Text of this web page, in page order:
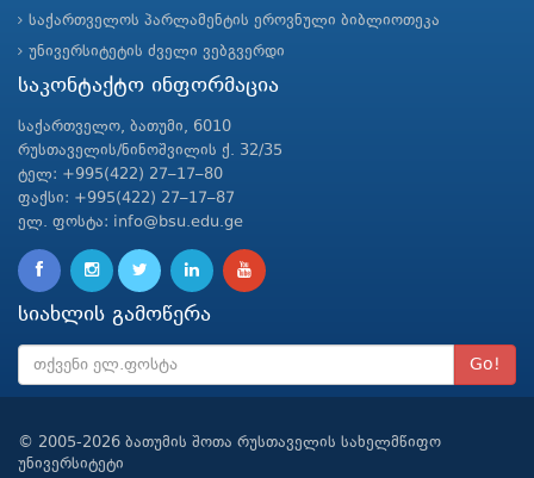
საქართველოს პარლამენტის ეროვნული ბიბლიოთეკა
უნივერსიტეტის ძველი ვებგვერდი
საკონტაქტო ინფორმაცია
საქართველო, ბათუმი, 6010
რუსთაველის/ნინოშვილის ქ. 32/35
ტელ: +995(422) 27–17–80
ფაქსი: +995(422) 27–17–87
ელ. ფოსტა: info@bsu.edu.ge
სიახლის გამოწერა
Go!
© 2005-2026 ბათუმის შოთა რუსთაველის სახელმწიფო
უნივერსიტეტი